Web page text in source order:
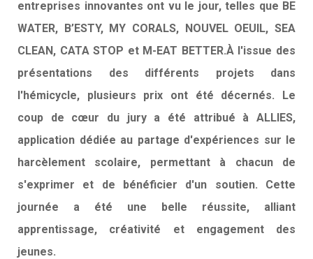
entreprises innovantes ont vu le jour, telles que BE
WATER, B’ESTY, MY CORALS, NOUVEL OEUIL, SEA
CLEAN, CATA STOP et M-EAT BETTER.À l'issue des
présentations des différents projets dans
l'hémicycle, plusieurs prix ont été décernés. Le
coup de cœur du jury a été attribué à ALLIES,
application dédiée au partage d'expériences sur le
harcèlement scolaire, permettant à chacun de
s'exprimer et de bénéficier d'un soutien. Cette
journée a été une belle réussite, alliant
apprentissage, créativité et engagement des
jeunes.